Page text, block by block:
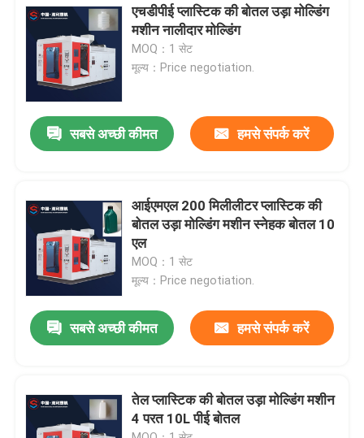
उत्पादों
हमारे बारे में
कारखाना भ्रमण
समाचार
बाहर निकालना झटका मोल्डिंग मशीन
प्लास्टिक की बोतल उड़ा मोल्डिंग मशीन
एचडीपीई प्लास्टिक की बोतल उड़ा मोल्डिंग
मशीन नालीदार मोल्डिंग
MOQ：1 सेट
मूल्य：Price negotiation.
सबसे अच्छी कीमत हमसे संपर्क करें
आईएमएल 200 मिलीलीटर प्लास्टिक की
बोतल उड़ा मोल्डिंग मशीन स्नेहक बोतल 10
एल
MOQ：1 सेट
मूल्य：Price negotiation.
सबसे अच्छी कीमत हमसे संपर्क करें
तेल प्लास्टिक की बोतल उड़ा मोल्डिंग मशीन
4 परत 10L पीई बोतल